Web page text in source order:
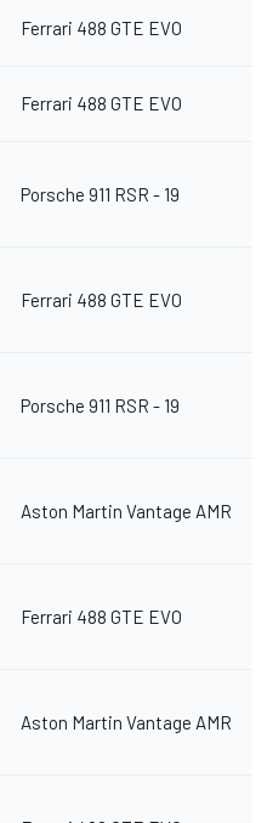
Ferrari 488 GTE EVO
Ferrari 488 GTE EVO
Porsche 911 RSR - 19
Ferrari 488 GTE EVO
Porsche 911 RSR - 19
Aston Martin Vantage AMR
Ferrari 488 GTE EVO
Aston Martin Vantage AMR